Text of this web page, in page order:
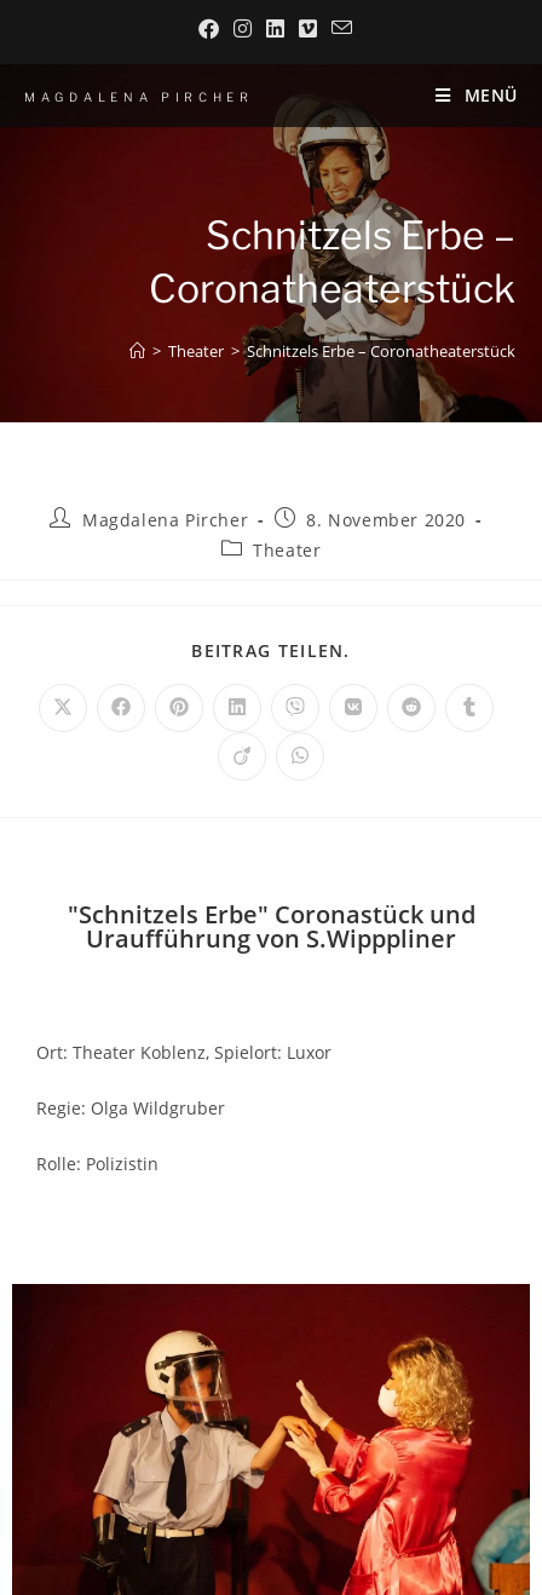
MAGDALENA PIRCHER MENÜ
Schnitzels Erbe –
Coronatheaterstück
> Theater > Schnitzels Erbe – Coronatheaterstück
Magdalena Pircher
8. November 2020
Theater
BEITRAG TEILEN.
"Schnitzels Erbe" Coronastück und
Uraufführung von S.Wipppliner
Ort: Theater Koblenz, Spielort: Luxor
Regie: Olga Wildgruber
Rolle: Polizistin